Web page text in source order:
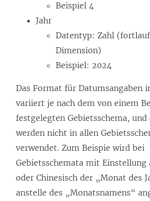
Beispiel 4
Jahr
Datentyp: Zahl
Dimension)
Beispiel: 2024
Das Format für Datumsangaben
variiert je nach dem von einem
festgelegten Gebietsschema,
werden nicht in allen
verwendet. Zum Beispie wird bei
Gebietsschemata mit Einstellung
oder Chinesisch der „Monat des
anstelle des „Monatsnamens“